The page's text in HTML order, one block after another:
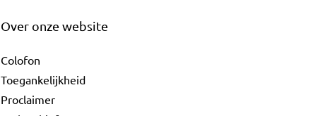
Over onze website
Colofon
Toegankelijkheid
Proclaimer